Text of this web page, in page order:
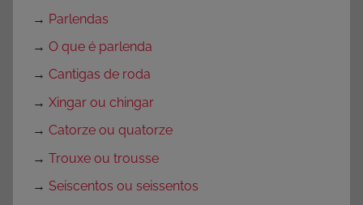
→ Parlendas
→ O que é parlenda
→ Cantigas de roda
→ Xingar ou chingar
→ Catorze ou quatorze
→ Trouxe ou trousse
→ Seiscentos ou seissentos